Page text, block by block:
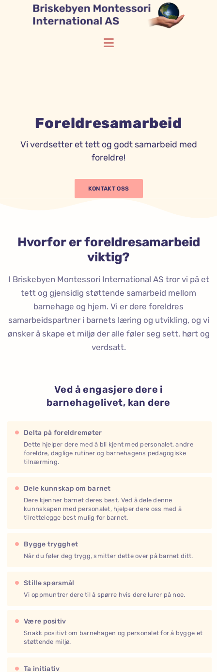
Foreldresamarbeid
Vi verdsetter et tett og godt samarbeid med
foreldre!
KONTAKT OSS
Hvorfor er foreldresamarbeid
viktig?
I Briskebyen Montessori International AS tror vi på et
tett og gjensidig støttende samarbeid mellom
barnehage og hjem. Vi er dere foreldres
samarbeidspartner i barnets læring og utvikling, og vi
ønsker å skape et miljø der alle føler seg sett, hørt og
verdsatt.
Ved å engasjere dere i
barnehagelivet, kan dere
Delta på foreldremøter
Dette hjelper dere med å bli kjent med personalet, andre
foreldre, daglige rutiner og barnehagens pedagogiske
tilnærming.
Dele kunnskap om barnet
Dere kjenner barnet deres best. Ved å dele denne
kunnskapen med personalet, hjelper dere oss med å
tilrettelegge best mulig for barnet.
Bygge trygghet
Når du føler deg trygg, smitter dette over på barnet ditt.
Stille spørsmål
Vi oppmuntrer dere til å spørre hvis dere lurer på noe.
Være positiv
Snakk positivt om barnehagen og personalet for å bygge et
støttende miljø.
Ta initiativ